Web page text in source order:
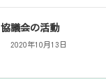
協議会の活動
2020年10月13日